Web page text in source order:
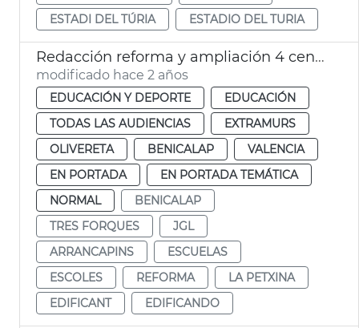
ESTADI DEL TÚRIA
ESTADIO DEL TURIA
Redacción reforma y ampliación 4 centros escolares
modificado hace 2 años
EDUCACIÓN Y DEPORTE
EDUCACIÓN
TODAS LAS AUDIENCIAS
EXTRAMURS
OLIVERETA
BENICALAP
VALENCIA
EN PORTADA
EN PORTADA TEMÁTICA
NORMAL
BENICALAP
TRES FORQUES
JGL
ARRANCAPINS
ESCUELAS
ESCOLES
REFORMA
LA PETXINA
EDIFICANT
EDIFICANDO